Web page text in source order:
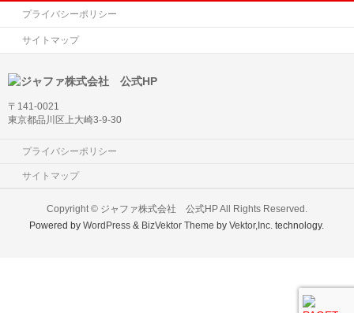
プライバシーポリシー
サイトマップ
〒141-0021
東京都品川区上大崎3-9-30
プライバシーポリシー
サイトマップ
Copyright © ジャファ株式会社 公式HPAll Rights Reserved.
Powered byWordPress & BizVektor Theme byVektor,Inc. technology.